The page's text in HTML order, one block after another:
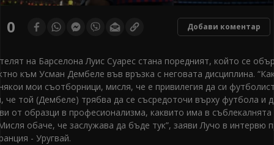
0 Добави коментар
на Барселона Луис Суарес стана поредният, който се
към Усман Дембеле във връзка с неговата дисциплина.
мои съотборници, мисля, че е привилегия да си
че той (Дембеле) трябва да се съсредоточи върху футбола и
от образци в професионализма, каквито има в съблекалнята
обаче, че заслужава да бъде тук”, заяви Лучо в интервю
- Уругвай.